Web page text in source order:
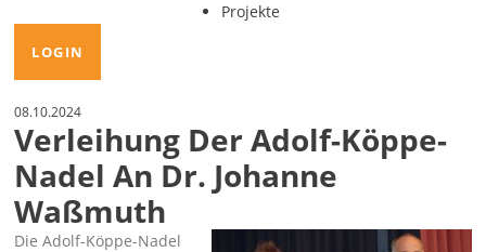
Projekte
LOGIN
08.10.2024
Verleihung Der Adolf-Köppe-
Nadel An Dr. Johanne
Waßmuth
Die Adolf-Köppe-Nadel